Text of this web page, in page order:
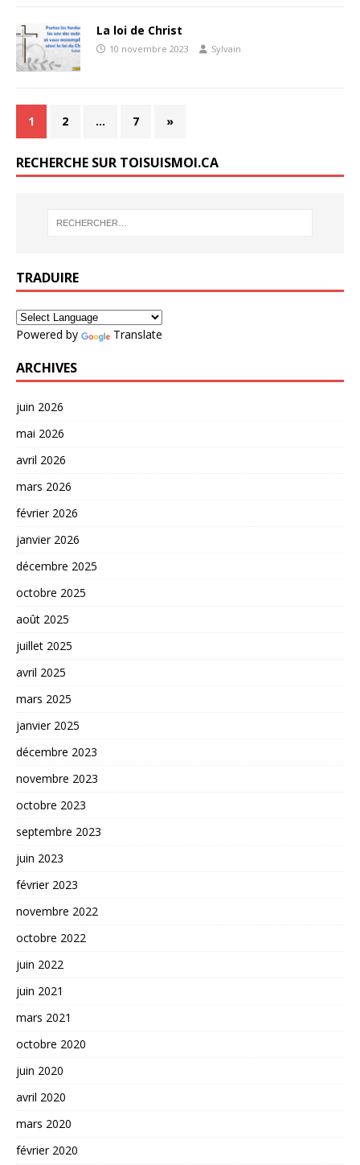
La loi de Christ
10 novembre 2023 Sylvain
1 2 … 7 »
RECHERCHE SUR TOISUISMOI.CA
TRADUIRE
Powered by Translate
ARCHIVES
juin 2026
mai 2026
avril 2026
mars 2026
février 2026
janvier 2026
décembre 2025
octobre 2025
août 2025
juillet 2025
avril 2025
mars 2025
janvier 2025
décembre 2023
novembre 2023
octobre 2023
septembre 2023
juin 2023
février 2023
novembre 2022
octobre 2022
juin 2022
juin 2021
mars 2021
octobre 2020
juin 2020
avril 2020
mars 2020
février 2020